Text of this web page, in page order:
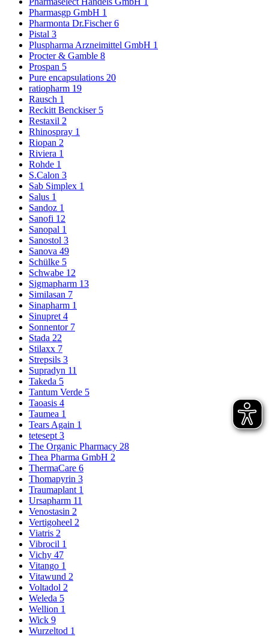
Pharmasgp GmbH 1
Pharmonta Dr.Fischer6
Pistal 3
Pluspharma Arzneimittel GmbH 1
Procter & Gamble 8
Prospan 5
Pure encapsulations 20
ratiopharm 19
Rausch 1
Reckitt Benckiser 5
Restaxil 2
Rhinospray 1
Riopan 2
Riviera 1
Rohde 1
S.Calon 3
Sab Simplex 1
Salus 1
Sandoz 1
Sanofi 12
Sanopal 1
Sanostol 3
Sanova 49
Schülke 5
Schwabe 12
Sigmapharm 13
Similasan 7
Sinapharm 1
Sinupret 4
Sonnentor 7
Stada 22
Stilaxx 7
Strepsils 3
Supradyn 11
Takeda 5
Tantum Verde 5
Taoasis 4
Taumea 1
Tears Again 1
tetesept 3
The Organic Pharmacy 28
Thea Pharma GmbH 2
ThermaCare 6
Thomapyrin 3
Traumaplant 1
Ursapharm 11
Venostasin 2
Vertigoheel 2
Viatris 2
Vibrocil 1
Vichy 47
Vitango 1
Vitawund 2
Voltadol 2
Weleda 5
Wellion 1
Wick 9
Wurzeltod 1